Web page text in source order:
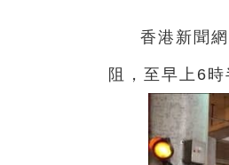
香港新聞
阻，至早上6時